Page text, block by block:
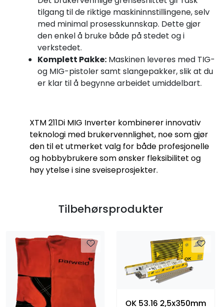
tilgang til de riktige maskininnstillingene, selv
med minimal prosesskunnskap. Dette gjør
den enkel å bruke både på stedet og i
verkstedet.
Komplett Pakke: Maskinen leveres med TIG-
og MIG-pistoler samt slangepakker, slik at du
er klar til å begynne arbeidet umiddelbart.
XTM 211Di MIG Inverter kombinerer innovativ
teknologi med brukervennlighet, noe som gjør
den til et utmerket valg for både profesjonelle
og hobbybrukere som ønsker fleksibilitet og
høy ytelse i sine sveiseprosjekter.
Tilbehørsprodukter
OK 53.16 2,5x350mm